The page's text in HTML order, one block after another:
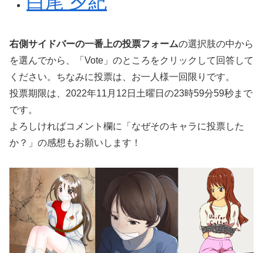
右側サイドバーの一番上の投票フォームの選択肢の中から
を選んでから、「Vote」のところをクリックして回答して
ください。ちなみに投票は、お一人様一回限りです。
投票期限は、2022年11月12日土曜日の23時59分59秒まで
です。
よろしければコメント欄に「なぜそのキャラに投票した
か？」の感想もお願いします！